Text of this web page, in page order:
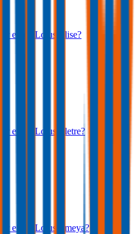
einen Lotus Elise?
einen Lotus Eletre?
einen Lotus Emeya?